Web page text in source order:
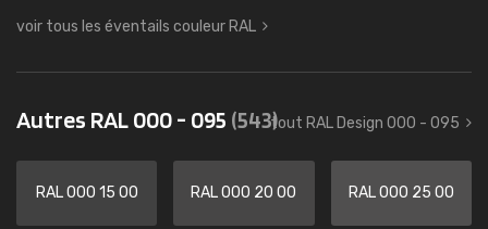
voir tous les éventails couleur RAL
Autres RAL 000 - 095 (543)tout RAL Design 000 - 095
RAL 000 15 00 RAL 000 20 00 RAL 000 25 00